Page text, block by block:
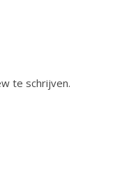
te schrijven.